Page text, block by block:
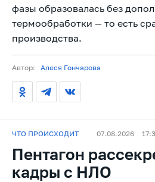
фазы образовалась без
термообработки — то есть
производства.
Автор: Алеся Гончарова
ЧТО ПРОИСХОДИТ 07.08.2026
Пентагон
кадры с НЛО